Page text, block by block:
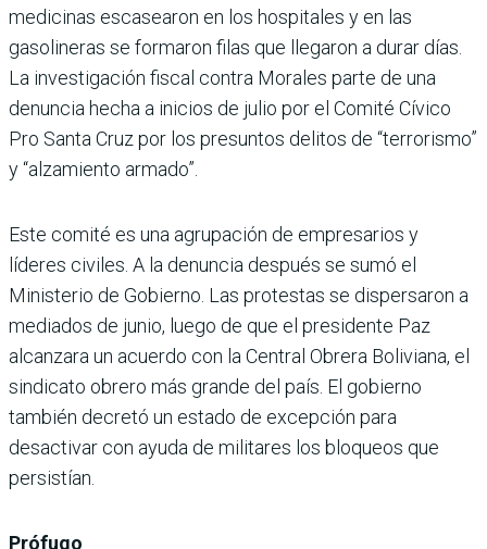
medicinas escasearon en los hospitales y en las
gasolineras se formaron filas que llegaron a durar días.
La investigación fiscal contra Morales parte de una
denuncia hecha a inicios de julio por el Comité Cívico
Pro Santa Cruz por los presuntos delitos de “terrorismo”
y “alzamiento armado”.
Este comité es una agrupación de empresarios y
líderes civiles. A la denuncia después se sumó el
Ministerio de Gobierno. Las protestas se dispersaron a
mediados de junio, luego de que el presidente Paz
alcanzara un acuerdo con la Central Obrera Boliviana, el
sindicato obrero más grande del país. El gobierno
también decretó un estado de excepción para
desactivar con ayuda de militares los bloqueos que
persistían.
Prófugo